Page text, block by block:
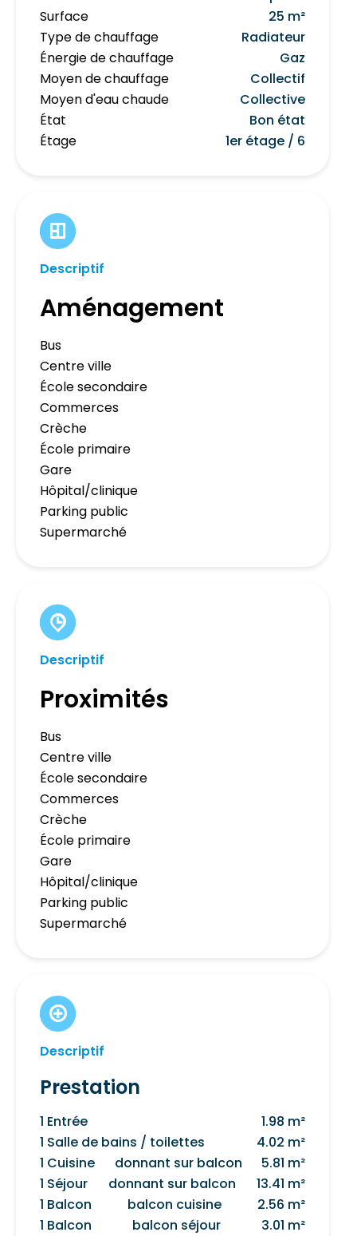
Surface
25 m²
Type de chauffage
Radiateur
Énergie de chauffage
Gaz
Moyen de chauffage
Collectif
Moyen d'eau chaude
Collective
État
Bon état
Étage
1er étage / 6
Descriptif
Aménagement
Bus
Centre ville
École secondaire
Commerces
Crèche
École primaire
Gare
Hôpital/clinique
Parking public
Supermarché
Descriptif
Proximités
Bus
Centre ville
École secondaire
Commerces
Crèche
École primaire
Gare
Hôpital/clinique
Parking public
Supermarché
Descriptif
Prestation
1 Entrée
1.98 m²
1 Salle de bains / toilettes
4.02 m²
1 Cuisine
donnant sur balcon
5.81 m²
1 Séjour
donnant sur balcon
13.41 m²
1 Balcon
balcon cuisine
2.56 m²
1 Balcon
balcon séjour 3.01 m²